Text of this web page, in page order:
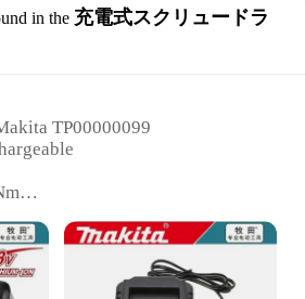
in the 充電式スクリュードラ
TP00000099
x 75mm x 200mm